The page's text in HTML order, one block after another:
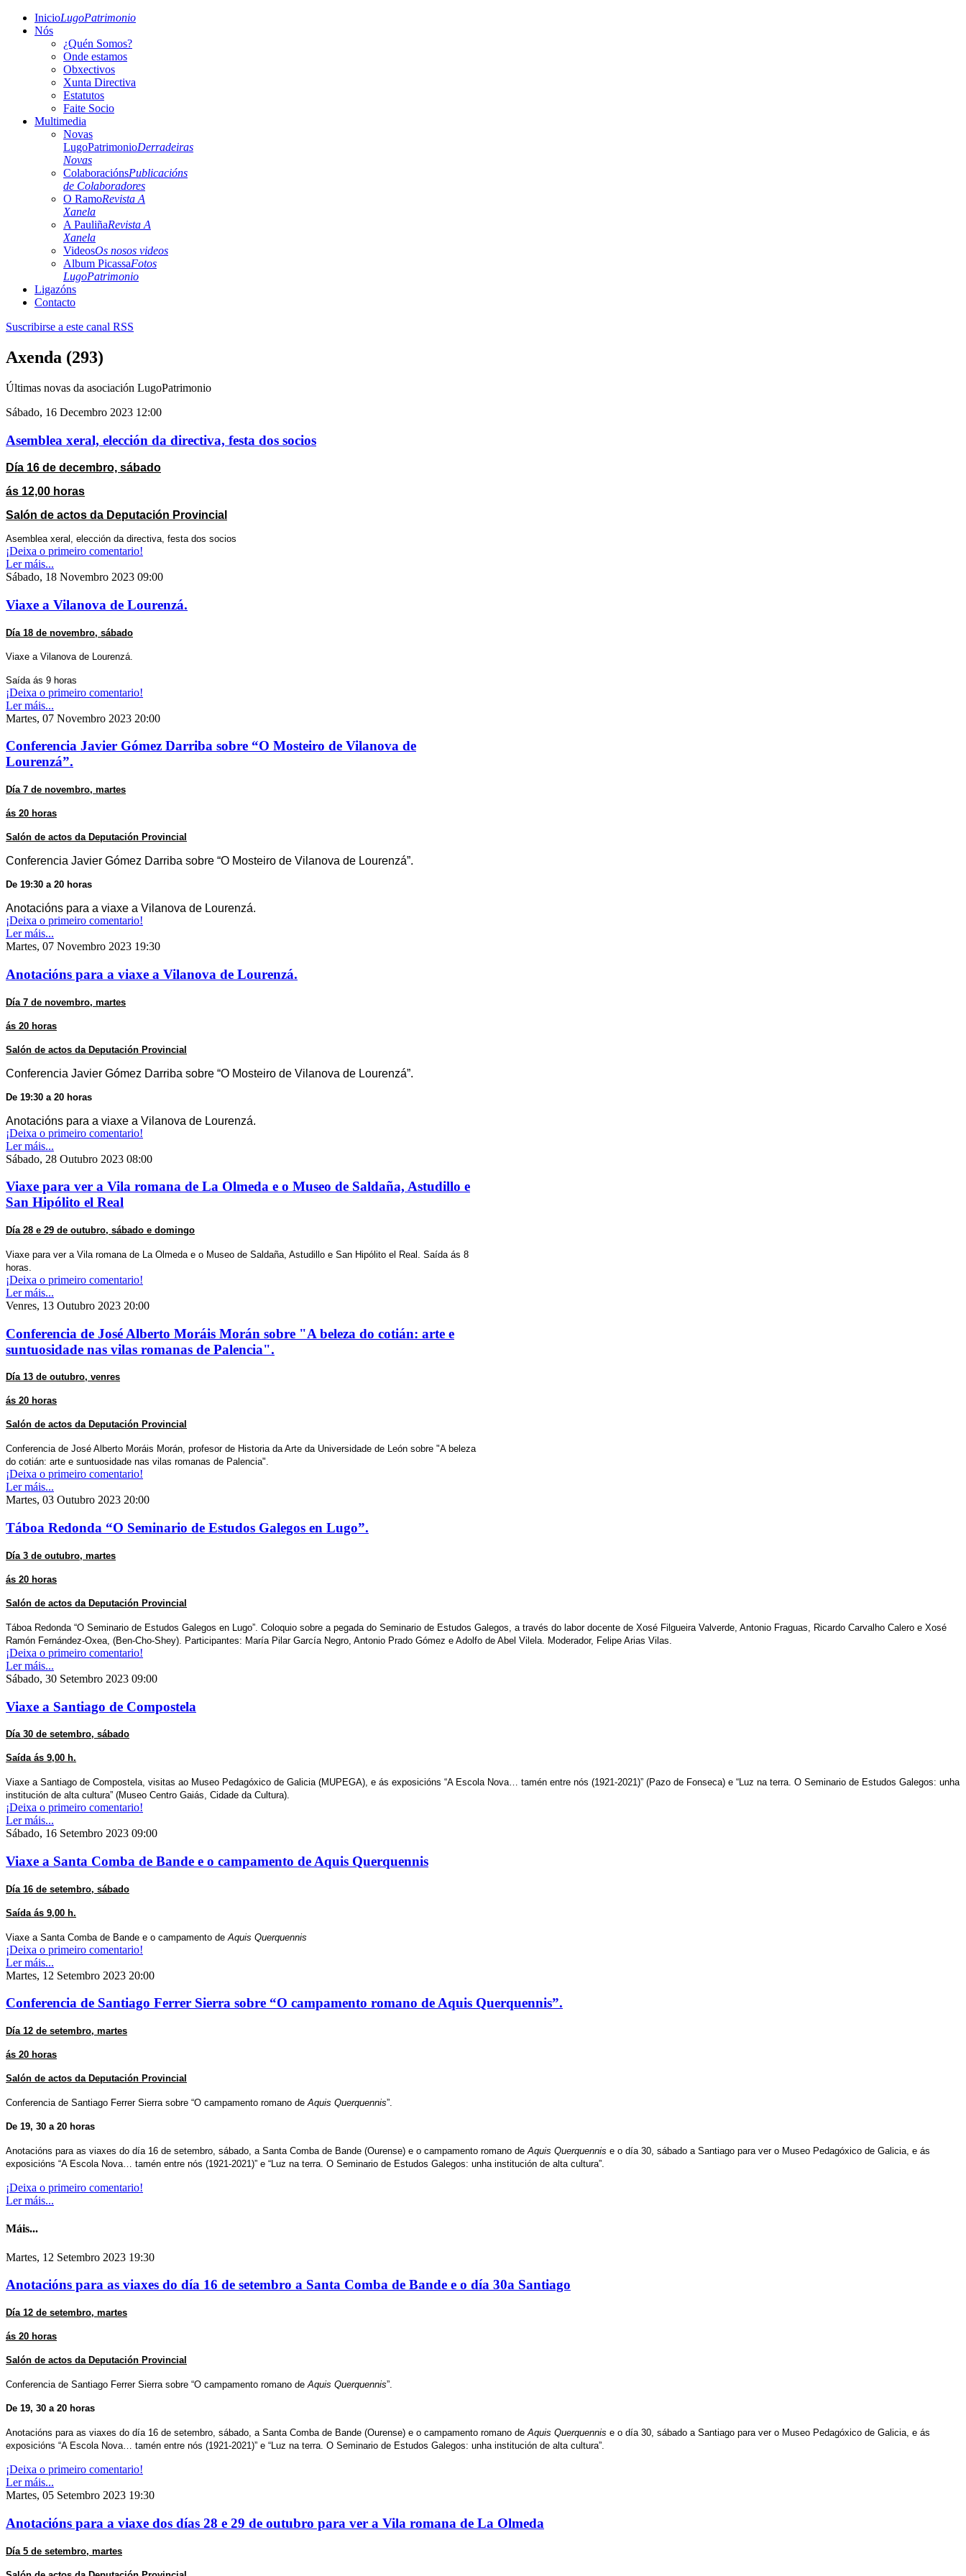
InicioLugoPatrimonio
Nós
¿Quén Somos?
Onde estamos
Obxectivos
Xunta Directiva
Estatutos
Faite Socio
Multimedia
Novas
LugoPatrimonioDerradeiras
Novas
ColaboraciónsPublicacións
de Colaboradores
O RamoRevista A
Xanela
A PauliñaRevista A
Xanela
VideosOs nosos videos
Album PicassaFotos
LugoPatrimonio
Ligazóns
Contacto
Suscribirse a este canal RSS
Axenda (293)
Últimas novas da asociación LugoPatrimonio
Sábado, 16 Decembro 2023 12:00
Asemblea xeral, elección da directiva, festa dos socios
Día 16 de decembro, sábado
ás 12,00 horas
Salón de actos da Deputación Provincial
Asemblea xeral, elección da directiva, festa dos socios
¡Deixa o primeiro comentario!
Ler máis...
Sábado, 18 Novembro 2023 09:00
Viaxe a Vilanova de Lourenzá.
Día 18 de novembro, sábado
Viaxe a Vilanova de Lourenzá.
Saída ás 9 horas
¡Deixa o primeiro comentario!
Ler máis...
Martes, 07 Novembro 2023 20:00
Conferencia Javier Gómez Darriba sobre “O Mosteiro de Vilanova de
Lourenzá”.
Día 7 de novembro, martes
ás 20 horas
Salón de actos da Deputación Provincial
Conferencia Javier Gómez Darriba sobre “O Mosteiro de Vilanova de Lourenzá”.
De 19:30 a 20 horas
Anotacións para a viaxe a Vilanova de Lourenzá.
¡Deixa o primeiro comentario!
Ler máis...
Martes, 07 Novembro 2023 19:30
Anotacións para a viaxe a Vilanova de Lourenzá.
Día 7 de novembro, martes
ás 20 horas
Salón de actos da Deputación Provincial
Conferencia Javier Gómez Darriba sobre “O Mosteiro de Vilanova de Lourenzá”.
De 19:30 a 20 horas
Anotacións para a viaxe a Vilanova de Lourenzá.
¡Deixa o primeiro comentario!
Ler máis...
Sábado, 28 Outubro 2023 08:00
Viaxe para ver a Vila romana de La Olmeda e o Museo de Saldaña, Astudillo e
San Hipólito el Real
Día 28 e 29 de outubro, sábado e domingo
Viaxe para ver a Vila romana de La Olmeda e o Museo de Saldaña, Astudillo e San Hipólito el Real. Saída ás 8
horas.
¡Deixa o primeiro comentario!
Ler máis...
Venres, 13 Outubro 2023 20:00
Conferencia de José Alberto Moráis Morán sobre "A beleza do cotián: arte e
suntuosidade nas vilas romanas de Palencia".
Día 13 de outubro, venres
ás 20 horas
Salón de actos da Deputación Provincial
Conferencia de José Alberto Moráis Morán, profesor de Historia da Arte da Universidade de León sobre "A beleza
do cotián: arte e suntuosidade nas vilas romanas de Palencia".
¡Deixa o primeiro comentario!
Ler máis...
Martes, 03 Outubro 2023 20:00
Táboa Redonda “O Seminario de Estudos Galegos en Lugo”.
Día 3 de outubro, martes
ás 20 horas
Salón de actos da Deputación Provincial
Táboa Redonda “O Seminario de Estudos Galegos en Lugo”. Coloquio sobre a pegada do Seminario de Estudos Galegos, a través do labor docente de Xosé Filgueira Valverde, Antonio Fraguas, Ricardo Carvalho Calero e Xosé
Ramón Fernández-Oxea, (Ben-Cho-Shey). Participantes: María Pilar García Negro, Antonio Prado Gómez e Adolfo de Abel Vilela. Moderador, Felipe Arias Vilas.
¡Deixa o primeiro comentario!
Ler máis...
Sábado, 30 Setembro 2023 09:00
Viaxe a Santiago de Compostela
Día 30 de setembro, sábado
Saída ás 9,00 h.
Viaxe a Santiago de Compostela, visitas ao Museo Pedagóxico de Galicia (MUPEGA), e ás exposicións “A Escola Nova… tamén entre nós (1921-2021)” (Pazo de Fonseca) e “Luz na terra. O Seminario de Estudos Galegos: unha
institución de alta cultura” (Museo Centro Gaiás, Cidade da Cultura).
¡Deixa o primeiro comentario!
Ler máis...
Sábado, 16 Setembro 2023 09:00
Viaxe a Santa Comba de Bande e o campamento de Aquis Querquennis
Día 16 de setembro, sábado
Saída ás 9,00 h.
Viaxe a Santa Comba de Bande e o campamento de Aquis Querquennis
¡Deixa o primeiro comentario!
Ler máis...
Martes, 12 Setembro 2023 20:00
Conferencia de Santiago Ferrer Sierra sobre “O campamento romano de Aquis Querquennis”.
Día 12 de setembro, martes
ás 20 horas
Salón de actos da Deputación Provincial
Conferencia de Santiago Ferrer Sierra sobre “O campamento romano deAquis Querquennis”.
De 19, 30 a 20 horas
Anotacións para as viaxes do día 16 de setembro, sábado, a Santa Comba de Bande (Ourense) e o campamento romano deAquis Querquennis e o día 30, sábado a Santiago para ver o Museo Pedagóxico de Galicia, e ás
exposicións “A Escola Nova… tamén entre nós (1921-2021)” e “Luz na terra. O Seminario de Estudos Galegos: unha institución de alta cultura”.
¡Deixa o primeiro comentario!
Ler máis...
Máis...
Martes, 12 Setembro 2023 19:30
Anotacións para as viaxes do día 16 de setembro a Santa Comba de Bande e o día 30a Santiago
Día 12 de setembro, martes
ás 20 horas
Salón de actos da Deputación Provincial
Conferencia de Santiago Ferrer Sierra sobre “O campamento romano deAquis Querquennis”.
De 19, 30 a 20 horas
Anotacións para as viaxes do día 16 de setembro, sábado, a Santa Comba de Bande (Ourense) e o campamento romano deAquis Querquennis e o día 30, sábado a Santiago para ver o Museo Pedagóxico de Galicia, e ás
exposicións “A Escola Nova… tamén entre nós (1921-2021)” e “Luz na terra. O Seminario de Estudos Galegos: unha institución de alta cultura”.
¡Deixa o primeiro comentario!
Ler máis...
Martes, 05 Setembro 2023 19:30
Anotacións para a viaxe dos días 28 e 29 de outubro para ver a Vila romana de La Olmeda
Día 5 de setembro, martes